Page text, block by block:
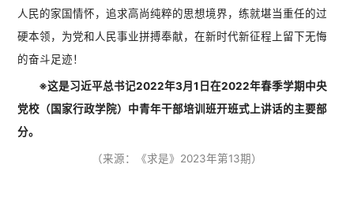
人民的家国情怀，追求高尚纯粹的思想境界，练就堪当重任的过
硬本领，为党和人民事业拼搏奉献，在新时代新征程上留下无悔
的奋斗足迹！
※这是习近平总书记2022年3月1日在2022年春季学期中央
党校（国家行政学院）中青年干部培训班开班式上讲话的主要部
分。
（来源：《求是》2023年第13期）